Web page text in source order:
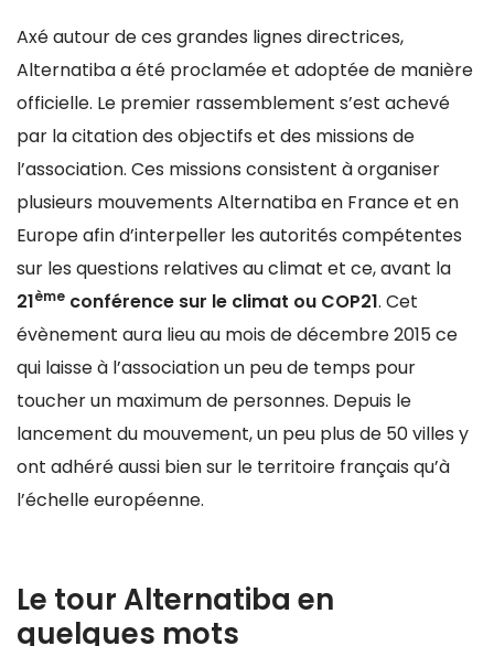
Axé autour de ces grandes lignes directrices,
Alternatiba a été proclamée et adoptée de manière
officielle. Le premier rassemblement s’est achevé
par la citation des objectifs et des missions de
l’association. Ces missions consistent à organiser
plusieurs mouvements Alternatiba en France et en
Europe afin d’interpeller les autorités compétentes
sur les questions relatives au climat et ce, avant la
21ème conférence sur le climat ou COP21. Cet
évènement aura lieu au mois de décembre 2015 ce
qui laisse à l’association un peu de temps pour
toucher un maximum de personnes. Depuis le
lancement du mouvement, un peu plus de 50 villes y
ont adhéré aussi bien sur le territoire français qu’à
l’échelle européenne.
Le tour Alternatiba en
quelques mots